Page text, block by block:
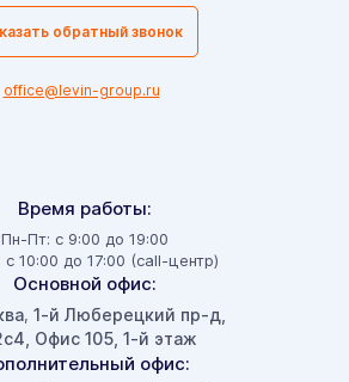
Время работы:
Пн-Пт: с 9:00 до 19:00
10:00 до 17:00 (call-центр)
Основной офис:
, 1-й Люберецкий пр-д,
Офис 105, 1-й этаж
офис:
обратный звонок
office@levin-group.ru